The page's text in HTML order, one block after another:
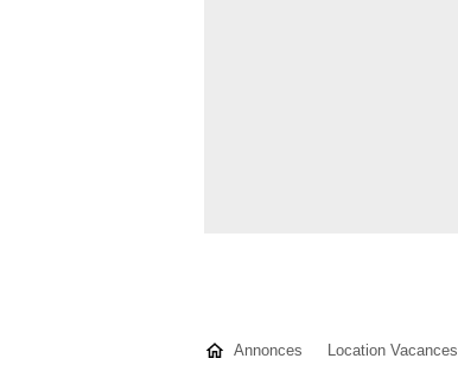
Annonces Location Vacances